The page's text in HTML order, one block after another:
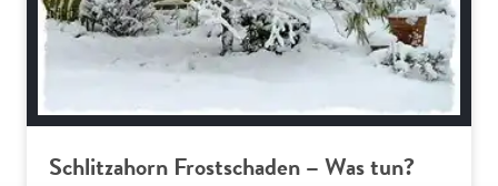
Schlitzahorn Frostschaden – Was tun?